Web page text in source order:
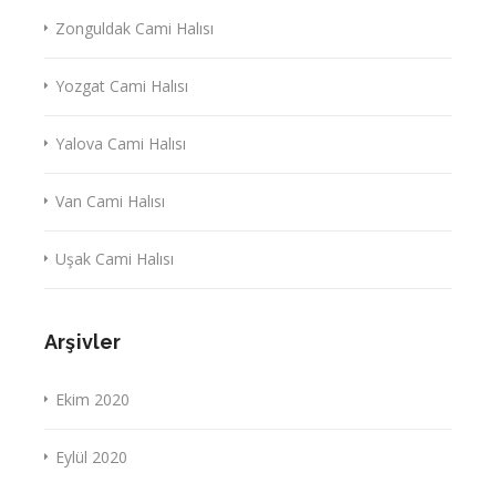
Zonguldak Cami Halısı
Yozgat Cami Halısı
Yalova Cami Halısı
Van Cami Halısı
Uşak Cami Halısı
Arşivler
Ekim 2020
Eylül 2020